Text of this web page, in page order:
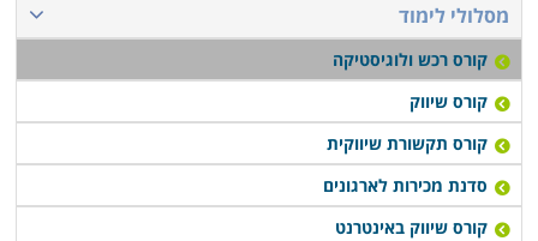
מסלולי לימוד
קורס רכש ולוגיסטיקה
קורס שיווק
קורס תקשורת שיווקית
סדנת מכירות לארגונים
קורס שיווק באינטרנט